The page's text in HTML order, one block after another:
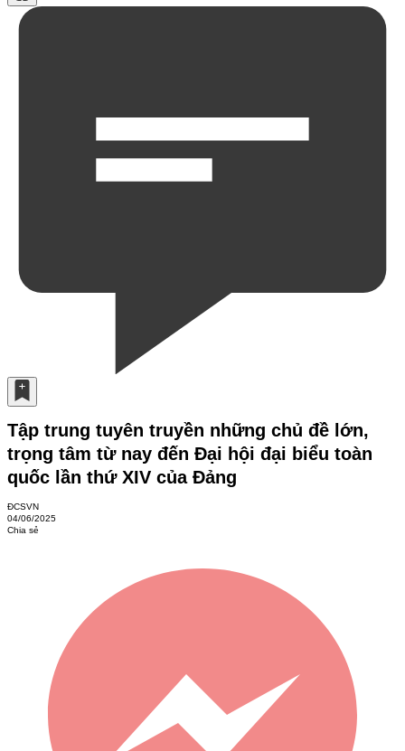
Tập trung tuyên truyền những chủ đề lớn,
trọng tâm từ nay đến Đại hội đại biểu toàn
quốc lần thứ XIV của Đảng
ĐCSVN
04/06/2025
Chia sẻ